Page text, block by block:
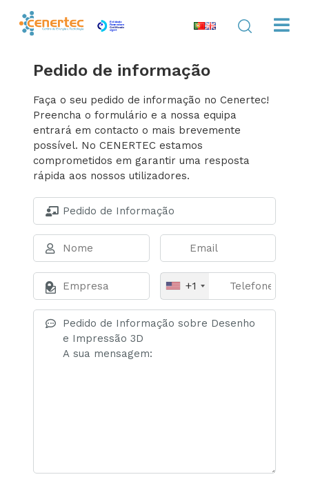
Pedido de informação
Faça o seu pedido de informação no Cenertec!
Preencha o formulário e a nossa equipa
entrará em contacto o mais brevemente
possível. No CENERTEC estamos
comprometidos em garantir uma resposta
rápida aos nossos utilizadores.
+1